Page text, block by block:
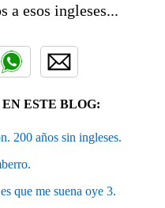
a esos ingleses...
ESTE BLOG:
200 años sin ingleses.
que me suena oye 3.